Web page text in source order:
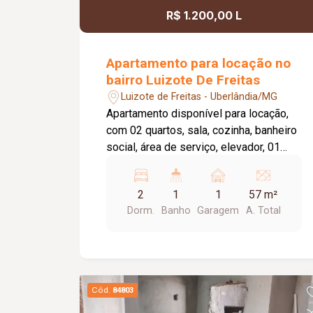
sala, conforme a necessidade do
informações e agende uma visita.
R$ 1.200,00 L
Apartamento para locação no
bairro Luizote De Freitas
Luizote de Freitas - Uberlândia/MG
Apartamento disponível para locação,
com 02 quartos, sala, cozinha, banheiro
social, área de serviço, elevador, 01
condomínio oferece academia, piscina
e salão de festas, proporcionando mais
conforto e lazer para os moradores. A
2
Dorm.
1
Banho
1
Garagem
57 m²
A. Total
Cód. 84803